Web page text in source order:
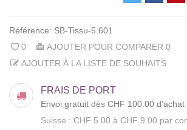
Référence: SB-Tissu-5.601
0
AJOUTER POUR COMPARER 0
AJOUTER À LA LISTE DE SOUHAITS
FRAIS DE PORT
Envoi gratuit dès CHF 100.00 d'achat
Suisse : CHF 5.00 à CHF 9.00 par